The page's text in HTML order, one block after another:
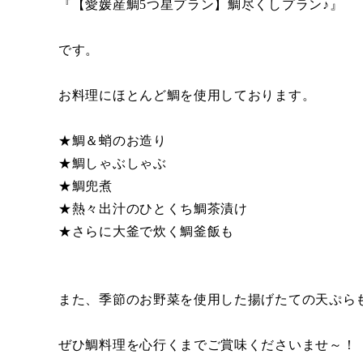
『【愛媛産鯛5つ星プラン】鯛尽くしプラン♪』
です。
お料理にほとんど鯛を使用しております。
★鯛＆蛸のお造り
★鯛しゃぶしゃぶ
★鯛兜煮
★熱々出汁のひとくち鯛茶漬け
★さらに大釜で炊く鯛釜飯も
また、季節のお野菜を使用した揚げたての天ぷら
ぜひ鯛料理を心行くまでご賞味くださいませ～！